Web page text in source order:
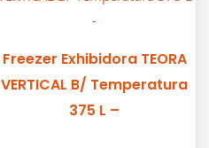
Freezer Exhibidora TEORA
VERTICAL B/ Temperatura
375 L –